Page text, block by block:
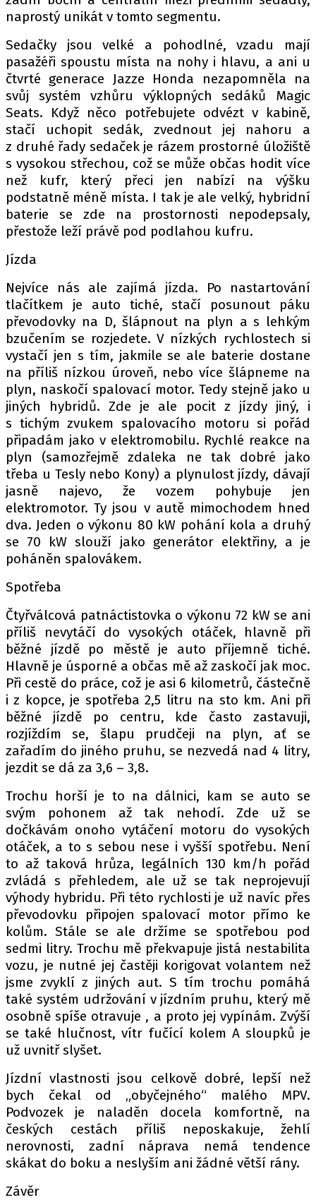
naprostý unikát v tomto segmentu.
Sedačky jsou velké a pohodlné, vzadu mají
pasažéři spoustu místa na nohy i hlavu, a ani u
čtvrté generace Jazze Honda nezapomněla na
svůj systém vzhůru výklopných sedáků Magic
Seats. Když něco potřebujete odvézt v kabině,
stačí uchopit sedák, zvednout jej nahoru a
z druhé řady sedaček je rázem prostorné úložiště
s vysokou střechou, což se může občas hodit více
než kufr, který přeci jen nabízí na výšku
podstatně méně místa. I tak je ale velký, hybridní
baterie se zde na prostornosti nepodepsaly,
přestože leží právě pod podlahou kufru.
Jízda
Nejvíce nás ale zajímá jízda. Po nastartování
tlačítkem je auto tiché, stačí posunout páku
převodovky na D, šlápnout na plyn a s lehkým
bzučením se rozjedete. V nízkých rychlostech si
vystačí jen s tím, jakmile se ale baterie dostane
na příliš nízkou úroveň, nebo více šlápneme na
plyn, naskočí spalovací motor. Tedy stejně jako u
jiných hybridů. Zde je ale pocit z jízdy jiný, i
s tichým zvukem spalovacího motoru si pořád
připadám jako v elektromobilu. Rychlé reakce na
plyn (samozřejmě zdaleka ne tak dobré jako
třeba u Tesly nebo Kony) a plynulost jízdy, dávají
jasně najevo, že vozem pohybuje jen
elektromotor. Ty jsou v autě mimochodem hned
dva. Jeden o výkonu 80 kW pohání kola a druhý
se 70 kW slouží jako generátor elektřiny, a je
poháněn spalovákem.
Spotřeba
Čtyřválcová patnáctistovka o výkonu 72 kW se ani
příliš nevytáčí do vysokých otáček, hlavně při
běžné jízdě po městě je auto příjemně tiché.
Hlavně je úsporné a občas mě až zaskočí jak moc.
Při cestě do práce, což je asi 6 kilometrů, částečně
i z kopce, je spotřeba 2,5 litru na sto km. Ani při
běžné jízdě po centru, kde často zastavuji,
rozjíždím se, šlapu prudčeji na plyn, ať se
zařadím do jiného pruhu, se nezvedá nad 4 litry,
jezdit se dá za 3,6 – 3,8.
Trochu horší je to na dálnici, kam se auto se
svým pohonem až tak nehodí. Zde už se
dočkávám onoho vytáčení motoru do vysokých
otáček, a to s sebou nese i vyšší spotřebu. Není
to až taková hrůza, legálních 130 km/h pořád
zvládá s přehledem, ale už se tak neprojevují
výhody hybridu. Při této rychlosti je už navíc přes
převodovku připojen spalovací motor přímo ke
kolům. Stále se ale držíme se spotřebou pod
sedmi litry. Trochu mě překvapuje jistá nestabilita
vozu, je nutné jej častěji korigovat volantem než
jsme zvyklí z jiných aut. S tím trochu pomáhá
také systém udržování v jízdním pruhu, který mě
osobně spíše otravuje , a proto jej vypínám. Zvýší
se také hlučnost, vítr fučící kolem A sloupků je
už uvnitř slyšet.
Jízdní vlastnosti jsou celkově dobré, lepší než
bych čekal od „obyčejného“ malého MPV.
Podvozek je naladěn docela komfortně, na
českých cestách příliš neposkakuje, žehlí
nerovnosti, zadní náprava nemá tendence
skákat do boku a neslyším ani žádné větší rány.
Závěr